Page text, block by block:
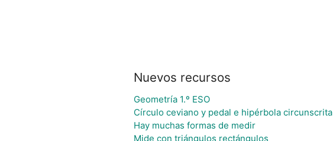
Nuevos recursos
Geometría 1.º ESO
Círculo ceviano y pedal e hipérbola circunscrita
Hay muchas formas de medir
Mide con triángulos rectángulos